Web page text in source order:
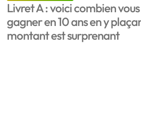
Livret A : voici combien
gagner en 10 ans en y
montant est surprenant